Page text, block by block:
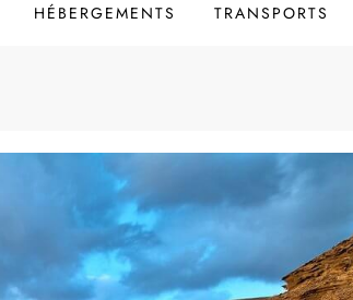
HÉBERGEMENTS TRANSPORTS